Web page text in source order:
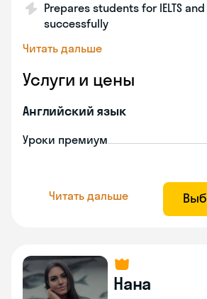
Prepares students for IELTS
successfully
Читать дальше
Услуги и цены
Английский язык
Уроки премиум
Читать дальше
Нана